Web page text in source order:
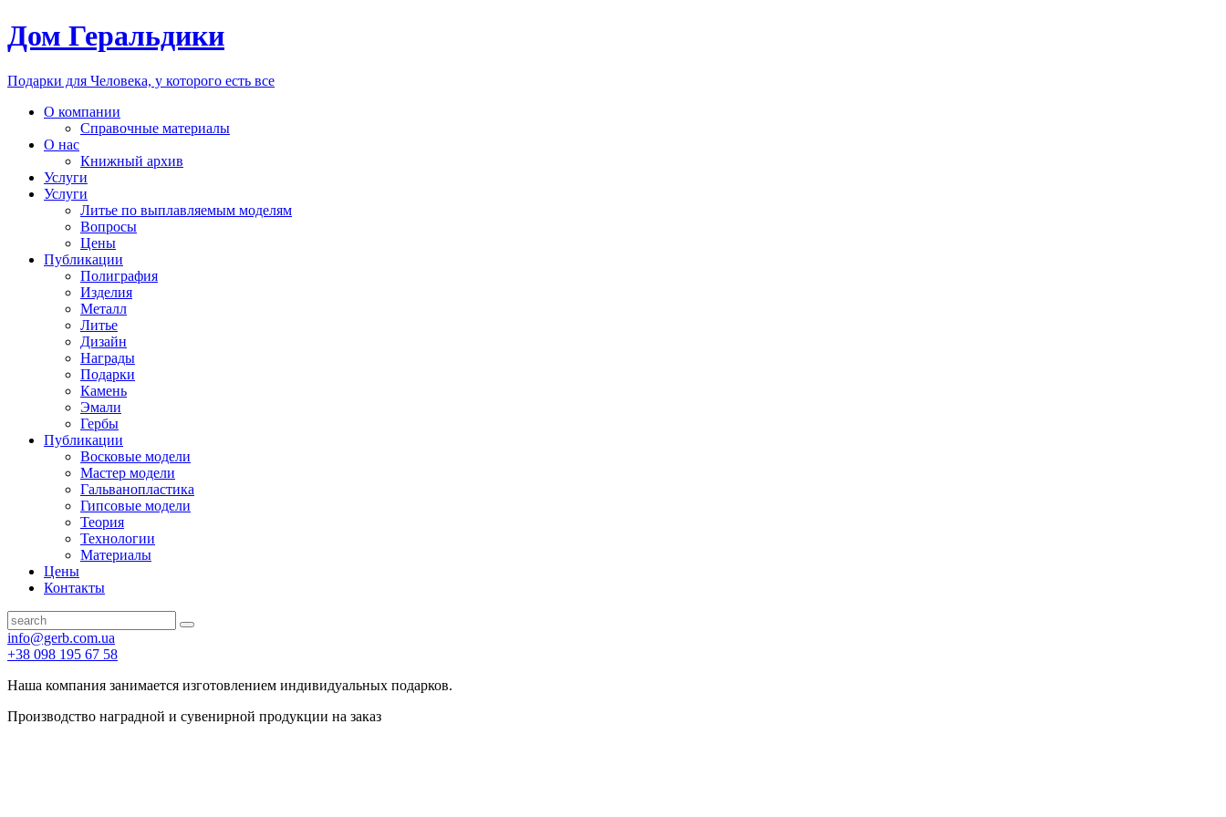
Дом Геральдики
Подарки для Человека, у которого есть все
О компании
Справочные материалы
О нас
Книжный архив
Услуги
Услуги
Литье по выплавляемым моделям
Вопросы
Цены
Публикации
Полиграфия
Изделия
Металл
Литье
Дизайн
Награды
Подарки
Камень
Эмали
Гербы
Публикации
Восковые модели
Мастер модели
Гальванопластика
Гипсовые модели
Теория
Технологии
Материалы
Цены
Контакты
info@gerb.com.ua
+38 098 195 67 58
Наша компания занимается изготовлением индивидуальных подарков.
Производство наградной и сувенирной продукции на заказ